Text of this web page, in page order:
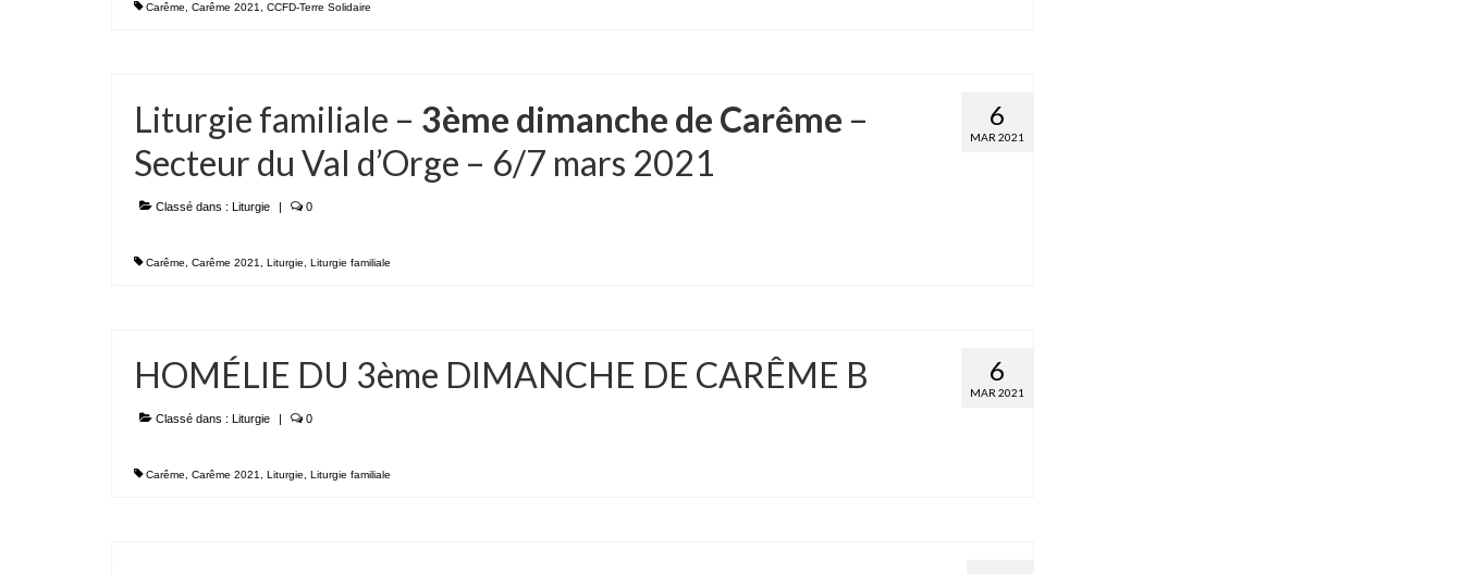
Carême Carême 2021 CCFD-Terre Solidaire
6
MAR 2021
Liturgie familiale – 3ème dimanche de Carême –
Secteur du Val d’Orge – 6/7 mars 2021
Classé dans : Liturgie | 0
Carême Carême 2021 Liturgie Liturgie familiale
6
MAR 2021
HOMÉLIE DU 3ème DIMANCHE DE CARÊME B
Classé dans : Liturgie | 0
Carême Carême 2021 Liturgie Liturgie familiale